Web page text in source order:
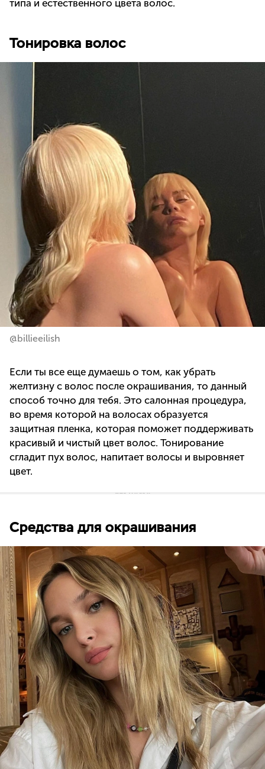
типа и естественного цвета волос.
Тонировка волос
@billieeilish
Если ты все еще думаешь о том, как убрать
желтизну с волос после окрашивания, то данный
способ точно для тебя. Это салонная процедура,
во время которой на волосах образуется
защитная пленка, которая поможет поддерживать
красивый и чистый цвет волос. Тонирование
сгладит пух волос, напитает волосы и выровняет
цвет.
Средства для окрашивания